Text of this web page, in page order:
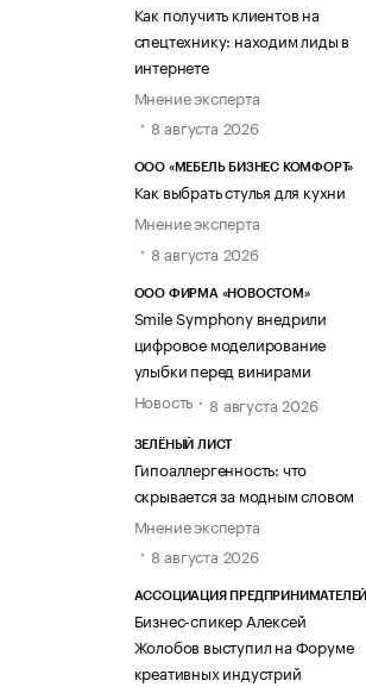
Как получить клиентов на
спецтехнику: находим лиды в
интернете
Мнение эксперта
8 августа 2026
ООО «МЕБЕЛЬ БИЗНЕС КОМФОРТ»
Как выбрать стулья для кухни
Мнение эксперта
8 августа 2026
ООО ФИРМА «НОВОСТОМ»
Smile Symphony внедрили
цифровое моделирование
улыбки перед винирами
Новость
8 августа 2026
ЗЕЛЁНЫЙ ЛИСТ
Гипоаллергенность: что
скрывается за модным словом
Мнение эксперта
8 августа 2026
АССОЦИАЦИЯ ПРЕДПРИНИМАТЕЛЕЙ
Бизнес-спикер Алексей
Жолобов выступил на Форуме
креативных индустрий